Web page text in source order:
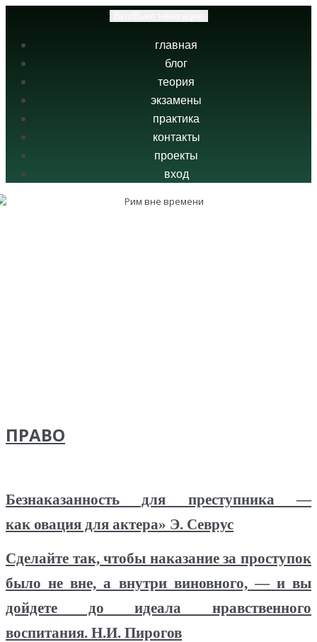
главная
блог
теория
экзамены
практика
контакты
проекты
вход
ПРАВО
Безнаказанность для преступника —
как овация для актера» Э. Севрус
Сделайте так, чтобы наказание за проступок
было не вне, а внутри виновного, — и вы
дойдете до идеала нравственного
воспитания. Н.И. Пирогов